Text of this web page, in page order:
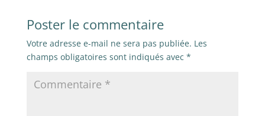
Poster le commentaire
Votre adresse e-mail ne sera pas publiée. Les
champs obligatoires sont indiqués avec *